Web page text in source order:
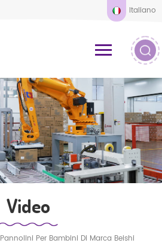
Italiano
Video
Pannolini Per Bambini Di Marca Beishi